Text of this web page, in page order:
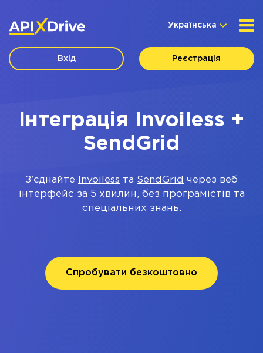
Українська
Вхід Реєстрація
Інтеграція Invoiless +
SendGrid
З'єднайте Invoiless та SendGrid через веб
інтерфейс за 5 хвилин, без програмістів та
спеціальних знань.
Спробувати безкоштовно